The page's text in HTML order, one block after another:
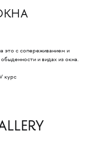
это с сопереживанием и
и видах из окна.
курс